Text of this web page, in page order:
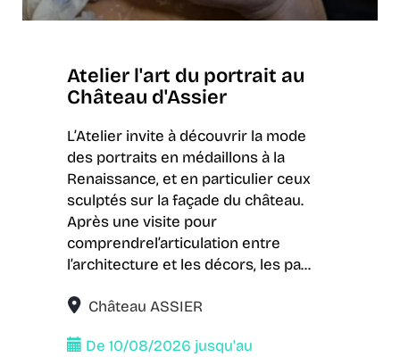
Atelier l'art du portrait au
Château d'Assier
L’Atelier invite à découvrir la mode
des portraits en médaillons à la
Renaissance, et en particulier ceux
sculptés sur la façade du château.
Après une visite pour
comprendrel’articulation entre
l’architecture et les décors, les pa...
Château ASSIER
De 10/08/2026 jusqu'au